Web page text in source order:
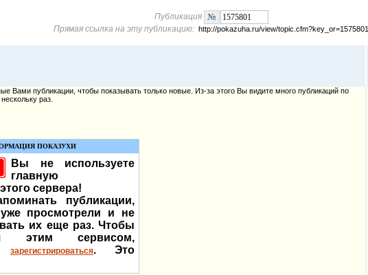
Публикация
Прямая ссылка на эту публикацию: http://pokazuha.ru/view/topic.cfm?key_or=1575801
публикации, чтобы показывать только новые. Из-за этого Вы видите много публикаций по
нескольку раз.
ПОКАЗУХИ
Вы не используете
главную
сервера!
публикации,
просмотрели и не
их еще раз. Чтобы
этим сервисом,
зарегистрироваться. Это